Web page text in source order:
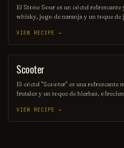
El Stone Sour es un cóctel
whisky, jugo de naranja y un toque de
quienes buscan una bebida con
disfrutar en cualquier ocasión, este
pasa de moda.
VIEW RECIPE →
ORDINARY DRINK
Scooter
El cóctel "Scooter" es una refrescante
frutales y un toque de hierbas,
presentación colorida y su sabor
opción perfecta para cualquier
VIEW RECIPE →